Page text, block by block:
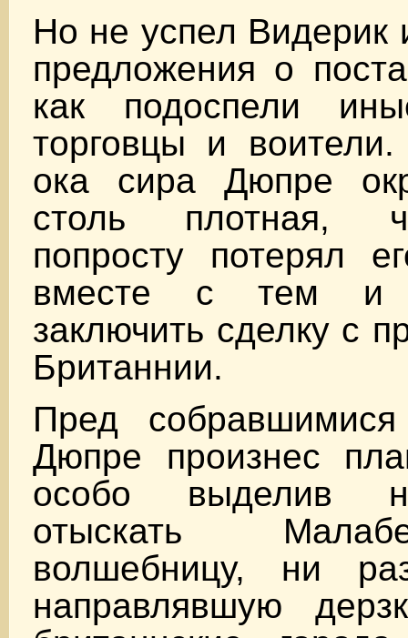
Но не успел Видерик
предложения о
как подоспели
торговцы и
ока сира Дюпре
столь плотная,
попросту потерял
вместе с тем и
заключить сделку с
Британнии.
Пред
Дюпре произнес
особо выделив
отыскать
волшебницу, ни
направлявшую